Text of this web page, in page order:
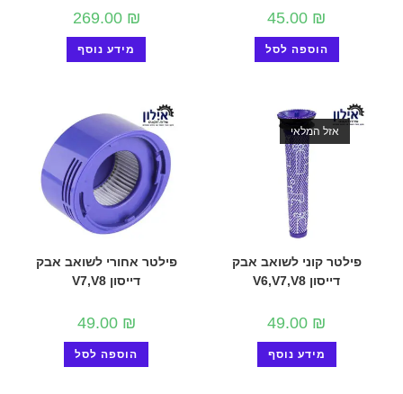
45.00 ₪
הוספה לסל
269.00 ₪
מידע נוסף
אזל המלאי
פילטר קוני לשואב אבק
דייסון V6,V7,V8
49.00 ₪
מידע נוסף
פילטר אחורי לשואב אבק
דייסון V7,V8
49.00 ₪
הוספה לסל